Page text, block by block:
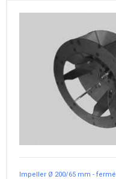
Impeller Ø 200/65 mm - fermé